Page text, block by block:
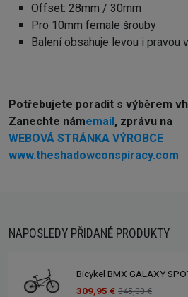
Offset: 28mm / 30mm
Pro 10mm female šrouby
Balení obsahuje levou i pravou
Potřebujete poradit s výběrem
Zanechte námemail, zprávu na
WEBOVÁ STRÁNKA VÝROBCE
www.theshadowconspiracy.com
NAPOSLEDY PŘIDANÉ PRODUKTY
Bicykel BMX GALAXY
309,95 € 345,00 €